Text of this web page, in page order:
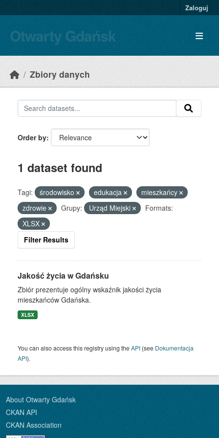
Zaloguj
Otwarty Gdańsk
Zbiory danych
Order by
1 dataset found
Tagi: środowisko edukacja
mieszkańcy
zdrowie
Grupy: Urząd Miejski
Formats:
XLSX
Filter Results
Jakość życia w Gdańsku
Zbiór prezentuje ogólny wskaźnik jakości życia
mieszkańców Gdańska.
XLSX
You can also access this registry using theAPI (see Dokumentacja
API).
About Otwarty Gdańsk
CKAN API
CKAN Association